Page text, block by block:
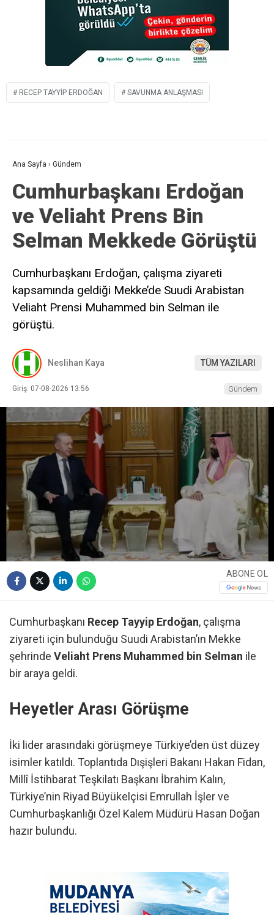
RECEP TAYYIP ERDOĞAN SAVUNMA ANLAŞMASI
Ana Sayfa › Gündem
Cumhurbaşkanı Erdoğan
ve Veliaht Prens Bin
Selman Mekkede Görüştü
Cumhurbaşkanı Erdoğan, çalışma ziyareti
kapsamında geldiği Mekke’de Suudi Arabistan
Veliaht Prensi Muhammed bin Selman ile
görüştü.
Neslihan Kaya TÜM YAZILARI
Giriş: 07-08-2026 13:56 Gündem
ABONE OL
Cumhurbaşkanı Recep Tayyip Erdoğan, çalışma
ziyareti için bulunduğu Suudi Arabistan’ın Mekke
şehrinde Veliaht Prens Muhammed bin Selman ile
bir araya geldi.
Heyetler Arası Görüşme
İki lider arasındaki görüşmeye Türkiye’den üst düzey
isimler katıldı. Toplantıda Dışişleri Bakanı Hakan Fidan,
Millî İstihbarat Teşkilatı Başkanı İbrahim Kalın,
Türkiye’nin Riyad Büyükelçisi Emrullah İşler ve
Cumhurbaşkanlığı Özel Kalem Müdürü Hasan Doğan
hazır bulundu.